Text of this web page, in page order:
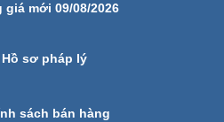
giá mới 09/08/2026
Hồ sơ pháp lý
sách bán hàng